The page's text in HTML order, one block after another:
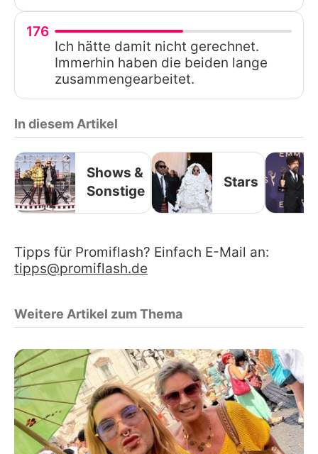
176
Ich hätte damit nicht gerechnet.
Immerhin haben die beiden lange
zusammengearbeitet.
In diesem Artikel
Shows &
Sonstige
Stars
Tipps für Promiflash? Einfach E-Mail an:
tipps@promiflash.de
Weitere Artikel zum Thema